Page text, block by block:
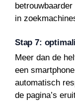
in
Stap 7:
Meer dan de
een
automatisch
de pagina’s